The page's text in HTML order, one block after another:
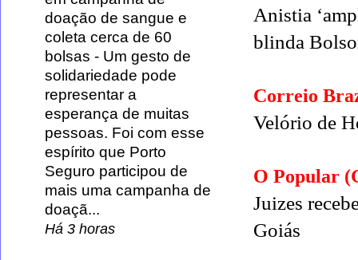
Anistia
blinda
Correio
Velório de
O Popular
Juizes
Goiás
doação de sangue e
coleta cerca de 60
bolsas - Um gesto de
solidariedade pode
representar a
esperança de muitas
pessoas. Foi com esse
espírito que Porto
Seguro participou de
mais uma campanha de
doaçã...
Há 3 horas